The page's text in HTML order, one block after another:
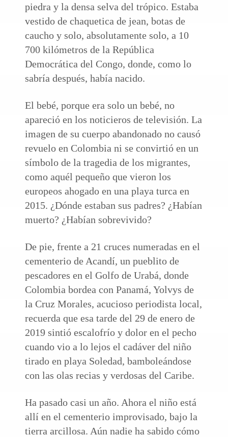
piedra y la densa selva del trópico. Estaba
vestido de chaquetica de jean, botas de
caucho y solo, absolutamente solo, a 10
700 kilómetros de la República
Democrática del Congo, donde, como lo
sabría después, había nacido.
El bebé, porque era solo un bebé, no
apareció en los noticieros de televisión. La
imagen de su cuerpo abandonado no causó
revuelo en Colombia ni se convirtió en un
símbolo de la tragedia de los migrantes,
como aquél pequeño que vieron los
europeos ahogado en una playa turca en
2015. ¿Dónde estaban sus padres? ¿Habían
muerto? ¿Habían sobrevivido?
De pie, frente a 21 cruces numeradas en el
cementerio de Acandí, un pueblito de
pescadores en el Golfo de Urabá, donde
Colombia bordea con Panamá, Yolvys de
la Cruz Morales, acucioso periodista local,
recuerda que esa tarde del 29 de enero de
2019 sintió escalofrío y dolor en el pecho
cuando vio a lo lejos el cadáver del niño
tirado en playa Soledad, bamboleándose
con las olas recias y verdosas del Caribe.
Ha pasado casi un año. Ahora el niño está
allí en el cementerio improvisado, bajo la
tierra arcillosa. Aún nadie ha sabido cómo